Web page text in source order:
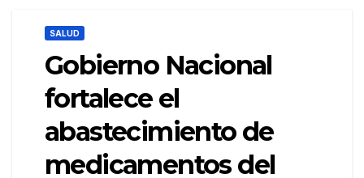
SALUD
Gobierno Nacional
fortalece el
abastecimiento de
medicamentos del